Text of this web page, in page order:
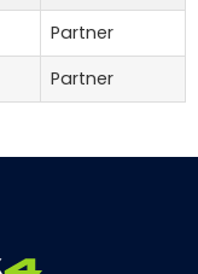
Partner
Partner